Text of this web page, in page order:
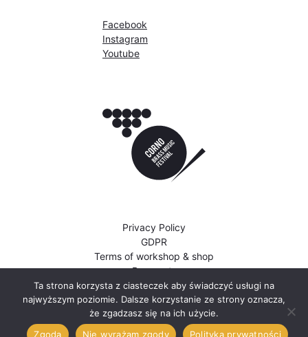
Facebook
Instagram
Youtube
Privacy Policy
GDPR
Terms of workshop & shop
Payments
© 2022 - 2026, Fundacja Kolektyw Dźwięku,
wszelkie prawa zastrzeżone
Ta strona korzysta z ciasteczek aby świadczyć usługi na
najwyższym poziomie. Dalsze korzystanie ze strony oznacza,
że zgadzasz się na ich użycie.
Zgoda
Nie wyrażam zgody Polityka prywatności